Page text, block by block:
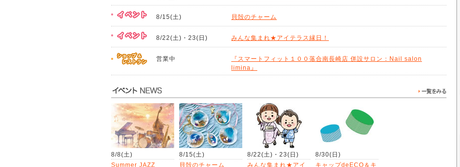
8/15(土) 貝殻のチャーム
8/22(土)・23(日) みんな集まれ★アイテラス縁日！
営業中
『スマートフィット１００落合南長崎店 併設サロン：Nail salon
limina』
一
8/8(土)
Summer JAZZ
8/15(土)
貝殻のチャーム
8/22(土)・23(日)
みんな集まれ★アイ
8/30(日)
キャップdeECO＆キ